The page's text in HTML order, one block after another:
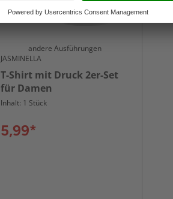
andere Ausführungen
JASMINELLA
T-Shirt mit Druck 2er-Set
für Damen
Inhalt: 1 Stück
5,99*